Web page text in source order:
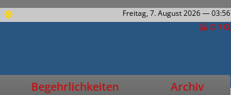
Freitag, 7. August 2026— 03:56
Begehrlichkeiten Archiv